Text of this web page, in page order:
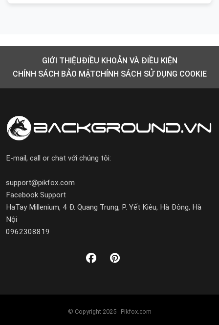
GIỚI THIỆUĐIỀU KHOẢN VÀ ĐIỀU KIỆN
CHÍNH SÁCH BẢO MẬTCHÍNH SÁCH SỬ DỤNG COOKIE
E-mail, call or chat với chúng tôi:
support@pikfox.com
Facebook Support
HaTay Millenium, 4 Đ. Quang Trung, P. Yết Kiêu, Hà Đông, Hà
Nội
0962308819
© Copyright 2025 - Pikfox.com